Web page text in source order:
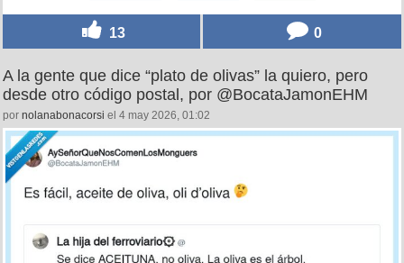
13 0
A la gente que dice “plato de olivas” la quiero, pero
desde otro código postal, por @BocataJamonEHM
por nolanabonacorsi el 4 may 2026, 01:02